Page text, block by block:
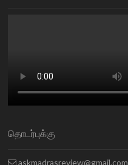
தொடர்புக்கு
askmadrasreview@gmail.com